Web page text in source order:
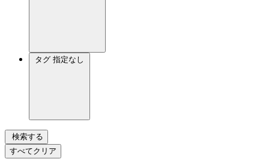
タグ 指定なし
検索する
すべてクリア